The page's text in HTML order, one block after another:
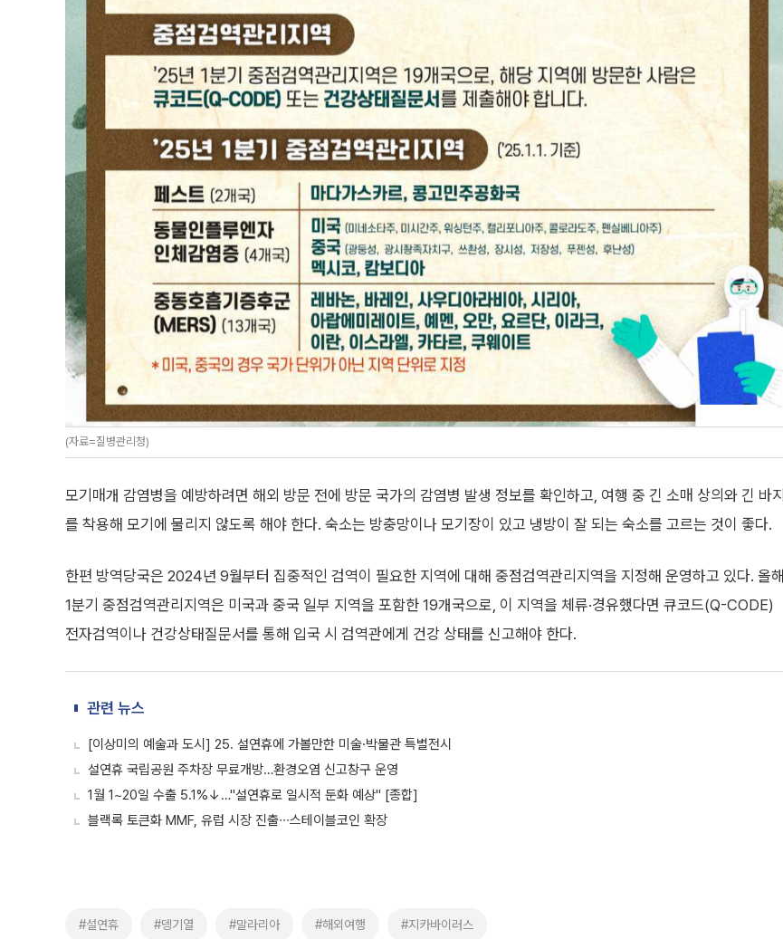
(자료=질병관리청)
모기매개 감염병을 예방하려면 해외 방문 전에 방문 국가의 감염병 발생 정보를 확인하고, 여행 중 긴 소매 상의와 긴 바지
를 착용해 모기에 물리지 않도록 해야 한다. 숙소는 방충망이나 모기장이 있고 냉방이 잘 되는 숙소를 고르는 것이 좋다.
한편 방역당국은 2024년 9월부터 집중적인 검역이 필요한 지역에 대해 중점검역관리지역을 지정해 운영하고 있다. 올해
1분기 중점검역관리지역은 미국과 중국 일부 지역을 포함한 19개국으로, 이 지역을 체류·경유했다면 큐코드(Q-CODE)
전자검역이나 건강상태질문서를 통해 입국 시 검역관에게 건강 상태를 신고해야 한다.
관련 뉴스
[이상미의 예술과 도시] 25. 설연휴에 가볼만한 미술·박물관 특별전시
설연휴 국립공원 주차장 무료개방…환경오염 신고창구 운영
1월 1~20일 수출 5.1%↓…"설연휴로 일시적 둔화 예상" [종합]
블랙록 토큰화 MMF, 유럽 시장 진출∙∙∙스테이블코인 확장
#설연휴 #뎅기열 #말라리아 #해외여행 #지카바이러스